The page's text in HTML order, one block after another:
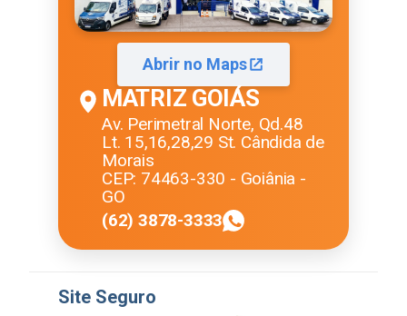
Abrir no Maps
MATRIZ GOIÁS
Av. Perimetral Norte, Qd.48
Lt. 15,16,28,29 St. Cândida de
Morais
CEP: 74463-330 - Goiânia -
GO
(62) 3878-3333
Site Seguro